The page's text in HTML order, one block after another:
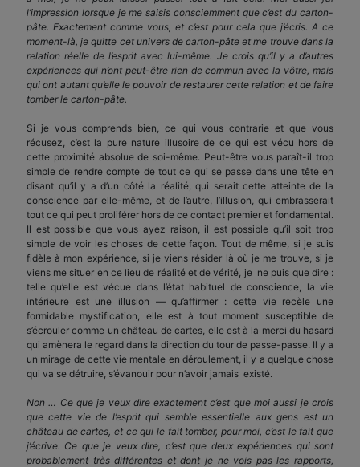
l’impression lorsque je me saisis consciemment que c’est du carton-
pâte. Exactement comme vous, et c’est pour cela que j’écris. A ce
moment-là, je quitte cet univers de carton-pâte et me trouve dans la
relation réelle de l’esprit avec lui-même. Je crois qu’il y a d’autres
expériences qui n’ont peut-être rien de commun avec la vôtre, mais
qui ont autant qu’elle le pouvoir de restaurer cette relation et de faire
tomber le carton-pâte.
Si je vous comprends bien, ce qui vous contrarie et que vous
récusez, c’est la pure nature illusoire de ce qui est vécu hors de
cette proximité absolue de soi-même. Peut-être vous paraît-il trop
simple de rendre compte de tout ce qui se passe dans une tête en
disant qu’il y a d’un côté la réalité, qui serait cette atteinte de la
conscience par elle-même, et de l’autre, l’illusion, qui embrasserait
tout ce qui peut proliférer hors de ce contact premier et fondamental.
Il est possible que vous ayez raison, il est possible qu’il soit trop
simple de voir les choses de cette façon. Tout de même, si je suis
fidèle à mon expérience, si je viens résider là où je me trouve, si je
viens me situer en ce lieu de réalité et de vérité, je ne puis que dire :
telle qu’elle est vécue dans l’état habituel de conscience, la vie
intérieure est une illusion — qu’affirmer : cette vie recèle une
formidable mystification, elle est à tout moment susceptible de
s’écrouler comme un château de cartes, elle est à la merci du hasard
qui amènera le regard dans la direction du tour de passe-passe. Il y a
un mirage de cette vie mentale en déroulement, il y a quelque chose
qui va se détruire, s’évanouir pour n’avoir jamais existé.
Non … Ce que je veux dire exactement c’est que moi aussi je crois
que cette vie de l’esprit qui semble essentielle aux gens est un
château de cartes, et ce qui le fait tomber, pour moi, c’est le fait que
j’écrive. Ce que je veux dire, c’est que deux expériences qui sont
probablement très différentes et dont je ne vois pas les rapports,